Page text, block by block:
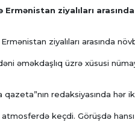
Ermənistan ziyalıları
ziyalıları arasında
əməkdaşlıq üzrə xüsusi
qazeta”nın redaksiyasında
keçdi. Görüşdə